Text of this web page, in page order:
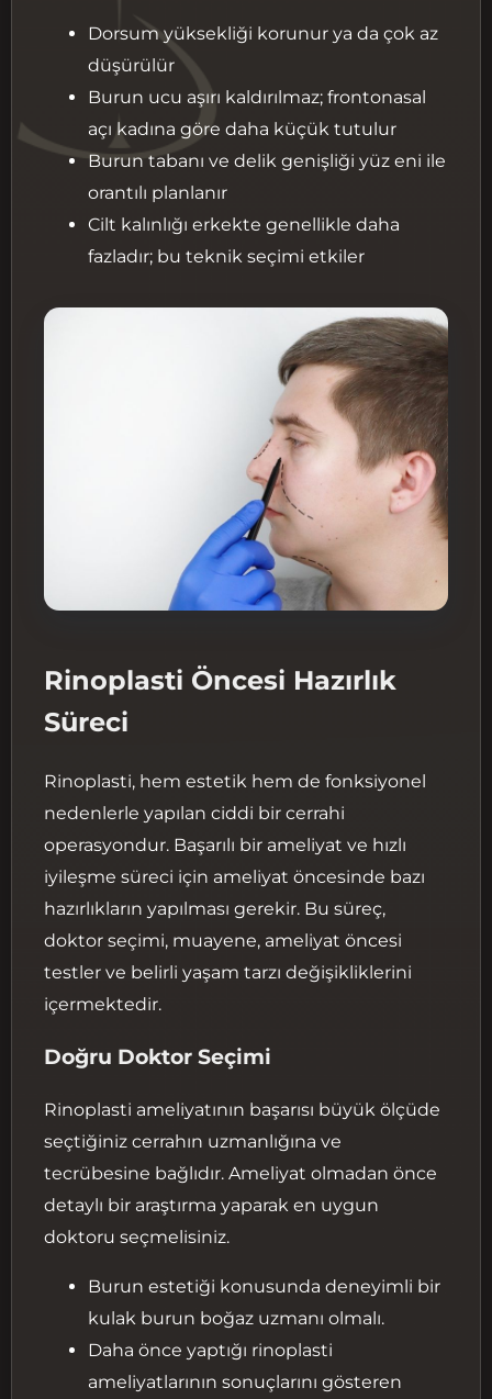
Dorsum yüksekliği korunur ya da çok az
düşürülür
Burun ucu aşırı kaldırılmaz; frontonasal
açı kadına göre daha küçük tutulur
Burun tabanı ve delik genişliği yüz eni ile
orantılı planlanır
Cilt kalınlığı erkekte genellikle daha
fazladır; bu teknik seçimi etkiler
Rinoplasti Öncesi Hazırlık
Süreci
Rinoplasti, hem estetik hem de fonksiyonel
nedenlerle yapılan ciddi bir cerrahi
operasyondur. Başarılı bir ameliyat ve hızlı
iyileşme süreci için ameliyat öncesinde bazı
hazırlıkların yapılması gerekir. Bu süreç,
doktor seçimi, muayene, ameliyat öncesi
testler ve belirli yaşam tarzı değişikliklerini
içermektedir.
Doğru Doktor Seçimi
Rinoplasti ameliyatının başarısı büyük ölçüde
seçtiğiniz cerrahın uzmanlığına ve
tecrübesine bağlıdır. Ameliyat olmadan önce
detaylı bir araştırma yaparak en uygun
doktoru seçmelisiniz.
Burun estetiği konusunda deneyimli bir
kulak burun boğaz uzmanı olmalı.
Daha önce yaptığı rinoplasti
ameliyatlarının sonuçlarını gösteren